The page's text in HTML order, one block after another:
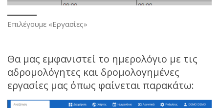
Επιλέγουμε «Εργασίες»
Θα μας εμφανιστεί το ημερολόγιο με τις
αδρομολόγητες και δρομολογημένες
εργασίες μας όπως φαίνεται παρακάτω: